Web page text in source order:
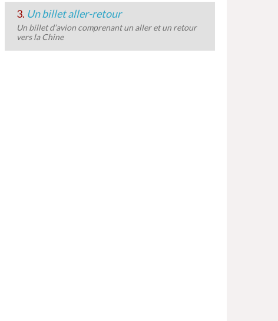
3. Un billet aller-retour
Un billet d’avion comprenant un aller et un retour
vers la Chine